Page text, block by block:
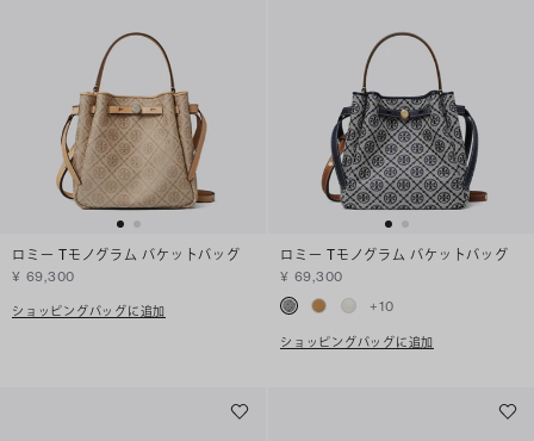
ロミー Tモノグラム バケットバッグ
¥ 69,300
ショッピングバッグに追加
ロミー Tモノグラム バケットバッグ
¥ 69,300
+10
ショッピングバッグに追加